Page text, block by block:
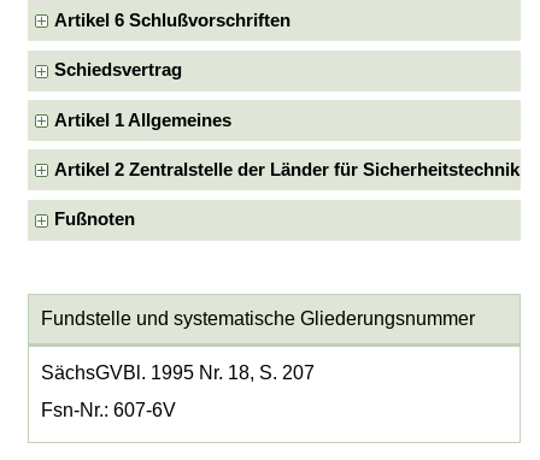
Artikel 6 Schlußvorschriften
Schiedsvertrag
Artikel 1 Allgemeines
Artikel 2 Zentralstelle der Länder für Sicherheitstechnik
Fußnoten
Fundstelle und systematische Gliederungsnummer
SächsGVBl. 1995 Nr. 18, S. 207
Fsn-Nr.: 607-6V